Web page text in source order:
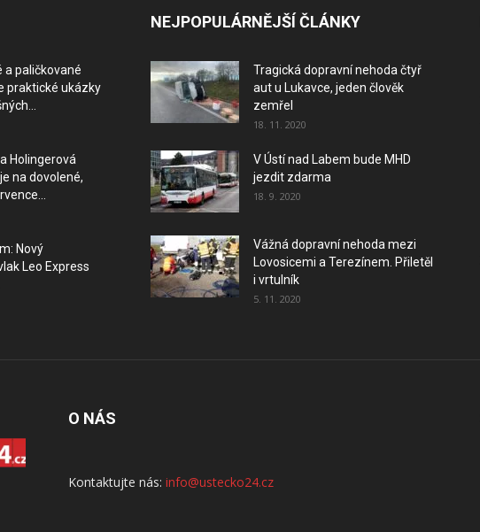
a paličkované
praktické ukázky
Holingerová
na dovolené,
Nový
Leo Express
NEJPOPULÁRNĚJŠÍ ČLÁNKY
Tragická dopravní nehoda čtyř
aut u Lukavce, jeden člověk
zemřel
18. 11. 2020
V Ústí nad Labem bude MHD
jezdit zdarma
18. 9. 2020
Vážná dopravní nehoda mezi
Lovosicemi a Terezínem. Přiletěl
i vrtulník
5. 11. 2020
O NÁS
Kontaktujte nás: info@ustecko24.cz